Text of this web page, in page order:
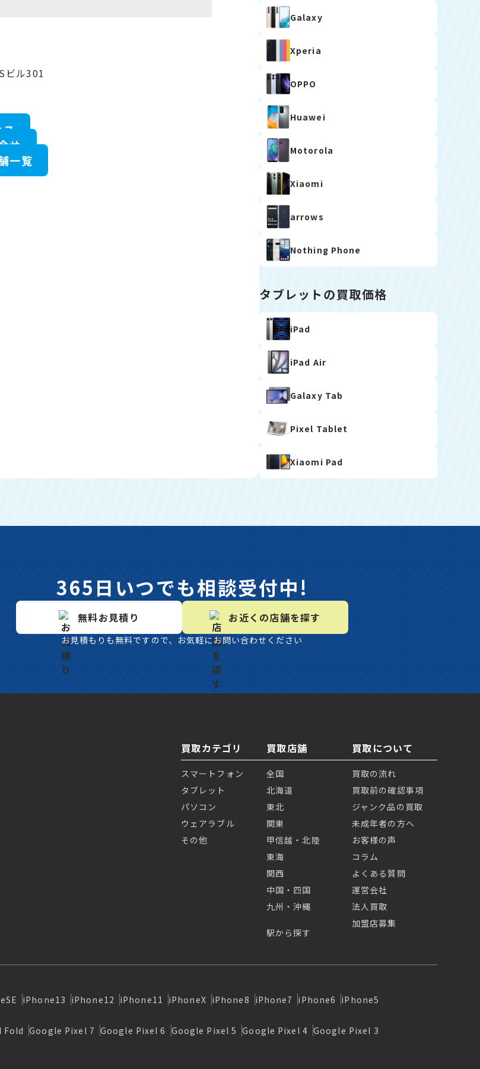
ビル301
せ
一覧
Galaxy
Xperia
OPPO
Huawei
Motorola
Xiaomi
arrows
Nothing Phone
タブレットの買取価格
iPad
iPad Air
Galaxy Tab
Pixel Tablet
Xiaomi Pad
365日いつでも相談受付中!
無料お見積り お近くの店舗を探す
お見積もりも無料ですので、お気軽にお問い合わせください
買取カテゴリ
スマートフォン
タブレット
パソコン
ウェアラブル
その他
買取店舗
全国
北海道
東北
関東
甲信越・北陸
東海
関西
中国・四国
九州・沖縄
駅から探す
買取について
買取の流れ
買取前の確認事項
ジャンク品の買取
未成年者の方へ
お客様の声
コラム
よくある質問
運営会社
法人買取
加盟店募集
iPhone13 iPhone12 iPhone11 iPhoneX iPhone8 iPhone7 iPhone6 iPhone5
Fold Google Pixel 7 Google Pixel 6 Google Pixel 5 Google Pixel 4 Google Pixel 3